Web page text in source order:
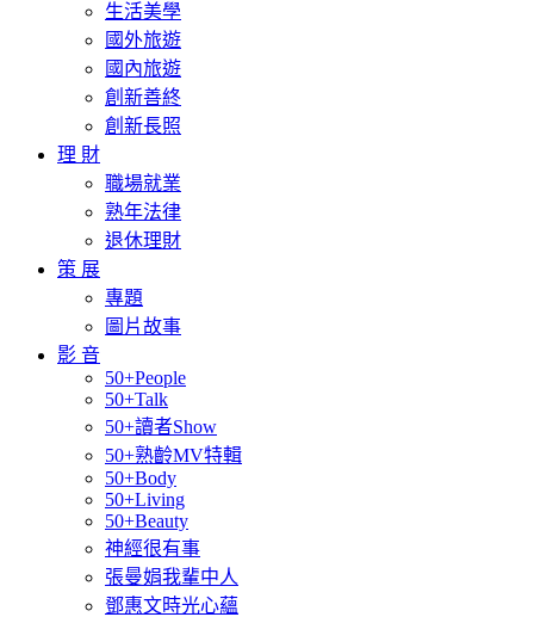
生活美學
國外旅遊
國內旅遊
創新善終
創新長照
理 財
職場就業
熟年法律
退休理財
策 展
專題
圖片故事
影 音
50+People
50+Talk
50+讀者Show
50+熟齡MV特輯
50+Body
50+Living
50+Beauty
神經很有事
張曼娟我輩中人
鄧惠文時光心蘊